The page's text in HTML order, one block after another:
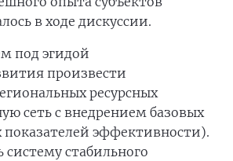
в ходе дискуссии.
под эгидой
произвести
ресурсных
сеть с внедрением базовых
эффективности).
стабильного